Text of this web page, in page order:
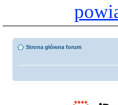
Strona główna forum